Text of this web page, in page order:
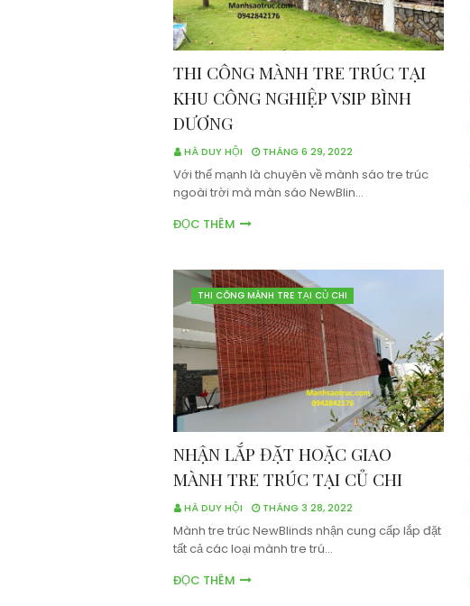
THI CÔNG MÀNH TRE TRÚC TẠI
KHU CÔNG NGHIỆP VSIP BÌNH
DƯƠNG
HÀ DUY HỘI THÁNG 6 29, 2022
Với thế mạnh là chuyên về mành sáo tre trúc
ngoài trời mà màn sáo NewBlin…
ĐỌC THÊM
THI CÔNG MÀNH TRE TẠI CỦ CHI
NHẬN LẮP ĐẶT HOẶC GIAO
MÀNH TRE TRÚC TẠI CỦ CHI
HÀ DUY HỘI THÁNG 3 28, 2022
Mành tre trúc NewBlinds nhận cung cấp lắp đặt
tất cả các loại mành tre trú…
ĐỌC THÊM